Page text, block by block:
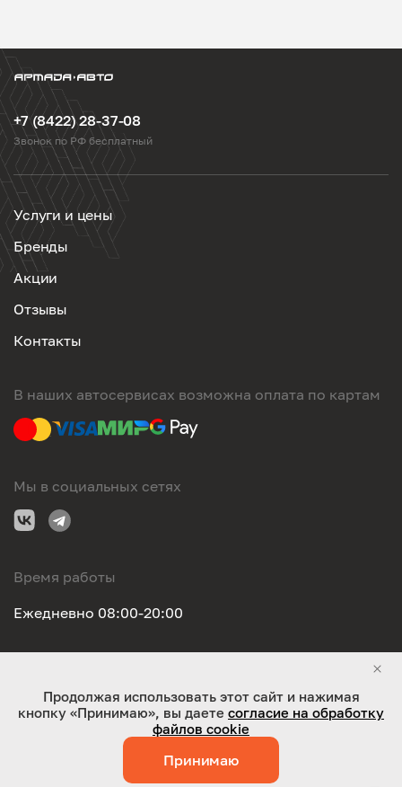
+7 (8422) 28-37-08
Звонок по РФ бесплатный
Услуги и цены
Бренды
Акции
Отзывы
Контакты
В наших автосервисах возможна оплата по картам
Мы в социальных сетях
Время работы
Ежедневно 08:00-20:00
ООО "Оригинал-сервис". Все права защищены 2026
Работает на технологиях:Jaky
Продолжая использовать этот сайт и нажимая
кнопку «Принимаю», вы даете согласие на обработку
файлов cookie
Принимаю